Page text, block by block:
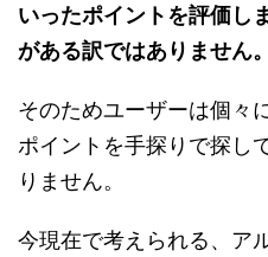
いったポイントを評価し
がある訳ではありません。
そのためユーザーは個々
ポイントを手探りで探し
りません。
今現在で考えられる、ア